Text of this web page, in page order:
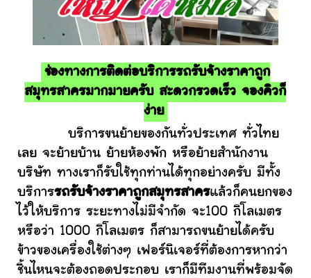
ช่องทางการติดต่อบริการรถรับจ้างราคาถูก
สมุทรสาครมากมายครับ สะดวกรวดเร็ว จองคิวก็
ง่าย
บริการขนย้ายของกันทั่วประเทศ ทั่วไทย
เลย จะย้ายบ้าน ย้ายห้องพัก หรือย้ายสำนักงาน
บริษัท ทางเราก็รับใช้ทุกท่านได้ทุกอย่างครับ มีทั้ง
บริการรถรับจ้างราคาถูกสมุทรสาครแล้วก็คนยกของ
ไว้ให้บริการ ระยะทางไม่มีจำกัด จะ100 กิโลเมตร
หรือว่า 1000 กิโลเมตร ก็สามารถขนย้ายได้ครับ
ข้าวของเครื่องใช้ต่างๆ เฟอร์นิเจอร์ที่ต้องการหากว่า
ชิ้นไหนจะต้องถอดประกอบ เราก็มีทีมงานที่พร้อมจัด